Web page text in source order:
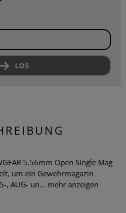
LOS
5.56mm Open Single Mag
um ein Gewehrmagazin
, AUG- un... mehr anzeigen